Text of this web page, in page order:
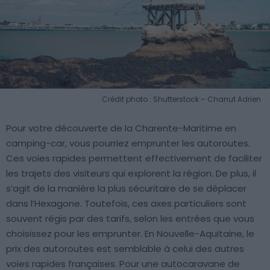
Crédit photo : Shutterstock – Chanut Adrien
Pour votre découverte de la Charente-Maritime en
camping-car, vous pourriez emprunter les autoroutes.
Ces voies rapides permettent effectivement de faciliter
les trajets des visiteurs qui explorent la région. De plus, il
s’agit de la manière la plus sécuritaire de se déplacer
dans l’Hexagone. Toutefois, ces axes particuliers sont
souvent régis par des tarifs, selon les entrées que vous
choisissez pour les emprunter. En Nouvelle-Aquitaine, le
prix des autoroutes est semblable à celui des autres
voies rapides françaises. Pour une autocaravane de